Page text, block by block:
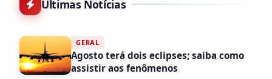
Últimas Notícias
GERAL
Agosto terá dois eclipses; saiba como
assistir aos fenômenos